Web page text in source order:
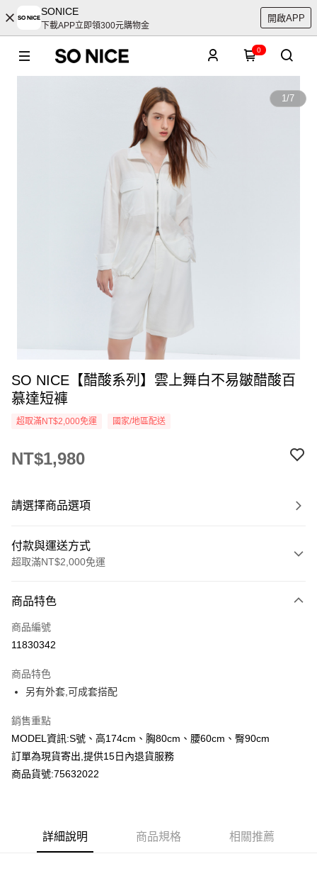
SONICE
下載APP立即領300元購物金
開啟APP
0
1/7
SO NICE【醋酸系列】雲上舞白不易皺醋酸百
慕達短褲
超取滿NT$2,000免運 國家/地區配送
NT$1,980
請選擇商品選項
付款與運送方式
超取滿NT$2,000免運
信用卡一次付款
超商取貨付款
Apple Pay
Google Pay
運送方式
全家付款取貨
每筆NT$80，滿NT$2,000(含以上)免運費
商品特色
商品編號
11830342
商品特色
另有外套,可成套搭配
銷售重點
MODEL資訊:S號、高174cm、胸80cm、腰60cm、臀90cm
訂單為現貨寄出,提供15日內退貨服務
商品貨號:75632022
詳細說明 商品規格 相關推薦